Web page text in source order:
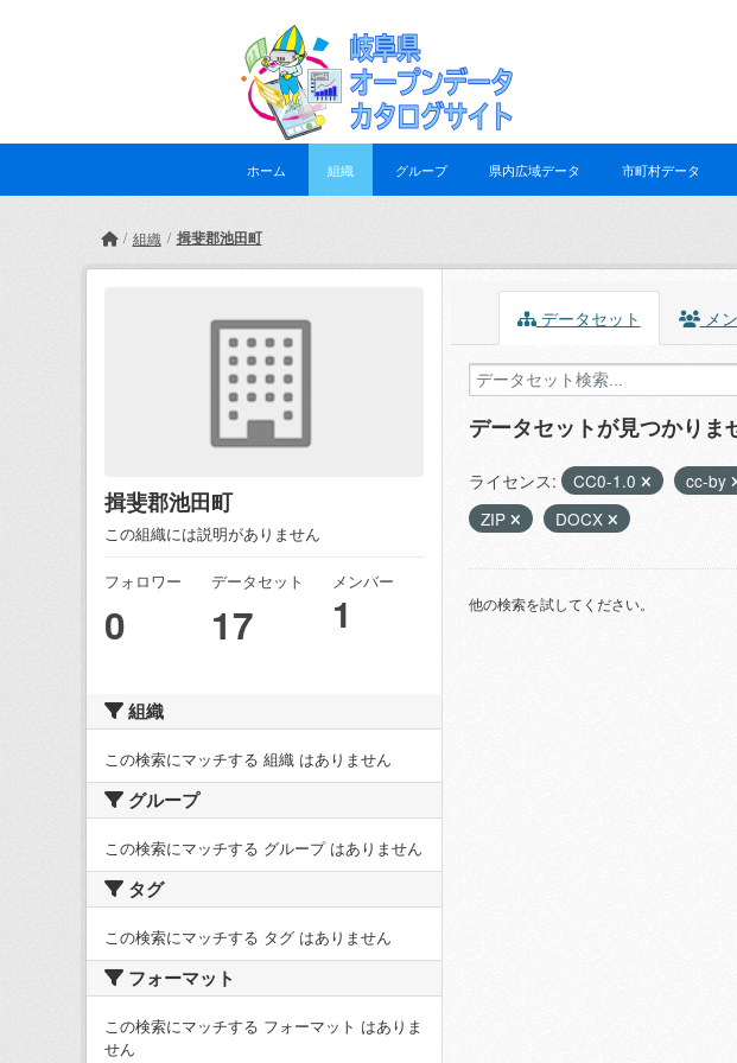
ホーム 組織 グループ 県内広域データ 市町村データ
組織 揖斐郡池田町
揖斐郡池田町
この組織には説明がありません
フォロワー
0
データセット
17
メンバー
1
組織
この検索にマッチする 組織 はありません
グループ
この検索にマッチする グループ はありません
タグ
この検索にマッチする タグ はありません
フォーマット
この検索にマッチする フォーマット はありま
せん
データセット メ
データセットが見つかりま
ライセンス: CC0-1.0 cc-by
ZIP
DOCX
他の検索を試してください。